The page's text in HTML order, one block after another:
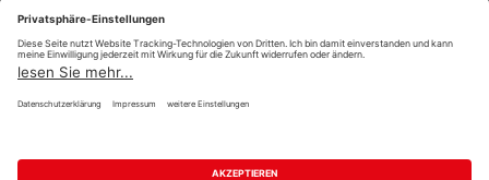
E-Mail:shop@holzcenter-shop.de
Versand
Impressum AGB Widerruf Datenschutz